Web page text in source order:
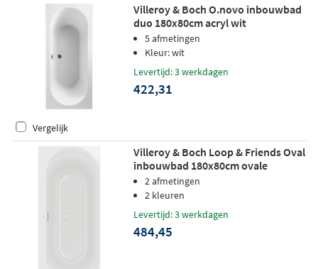
Villeroy & Boch O.novo inbouwbad
duo 180x80cm acryl wit
5 afmetingen
Kleur: wit
Levertijd: 3 werkdagen
422,31
Vergelijk
Villeroy & Boch Loop & Friends Oval
inbouwbad 180x80cm ovale
binnenvorm acryl - wit
2 afmetingen
2 kleuren
Levertijd: 3 werkdagen
484,45